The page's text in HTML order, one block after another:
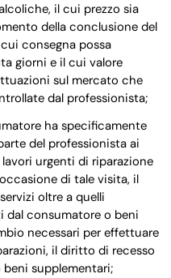
il cui prezzo sia
della conclusione del
consegna possa
giorni e il cui valore
sul mercato che
dal professionista;
ha specificamente
del professionista ai
urgenti di riparazione
di tale visita, il
oltre a quelli
consumatore o beni
necessari per effettuare
il diritto di recesso
supplementari;